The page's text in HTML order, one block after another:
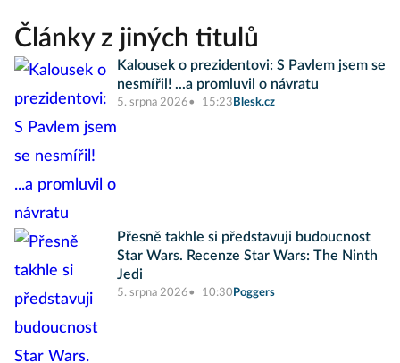
Články z jiných titulů
Kalousek o prezidentovi: S Pavlem jsem se
nesmířil! ...a promluvil o návratu
5. srpna 2026 15:23 Blesk.cz
Přesně takhle si představuji budoucnost
Star Wars. Recenze Star Wars: The Ninth
Jedi
5. srpna 2026 10:30 Poggers